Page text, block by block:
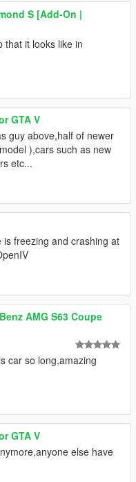
S [Add-On |
that it looks like in
GTA V
guy above,half of newer
),cars such as new
etc...
freezing and crashing at
AMG S63 Coupe
car so long,amazing
GTA V
else have